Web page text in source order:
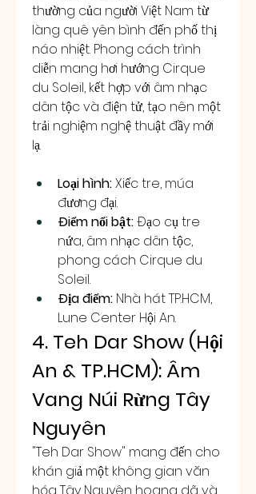
thường của người Việt Nam từ
làng quê yên bình đến phố thị
náo nhiệt. Phong cách trình
diễn mang hơi hướng Cirque
du Soleil, kết hợp với âm nhạc
dân tộc và điện tử, tạo nên một
trải nghiệm nghệ thuật đầy mới
lạ.
Loại hình: Xiếc tre, múa
đương đại.
Điểm nổi bật: Đạo cụ tre
nứa, âm nhạc dân tộc,
phong cách Cirque du
Soleil.
Địa điểm: Nhà hát TP.HCM,
Lune Center Hội An.
4. Teh Dar Show (Hội
An & TP.HCM): Âm
Vang Núi Rừng Tây
Nguyên
"Teh Dar Show" mang đến cho
khán giả một không gian văn